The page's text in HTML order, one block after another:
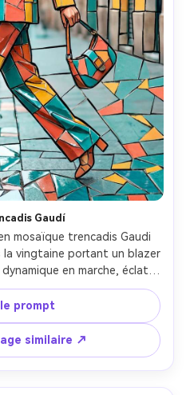
Gaudí
mosaïque trencadis Gaudi
la vingtaine portant un blazer
en marche, éclats
reflets brillants, palette
jaune soleil, décor de rue
de carreaux, contours
bords d’éclats très
moderne, objectif 85mm,
de champ --ar 4:5
prompt
similaire ↗